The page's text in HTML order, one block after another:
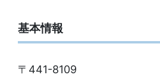
基本情報
〒441-8109